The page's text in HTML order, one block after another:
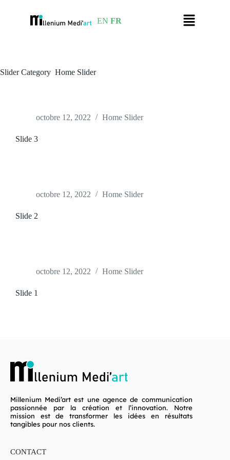
EN FR
Slider Category Home Slider
octobre 12, 2022 Home Slider
Slide 3
octobre 12, 2022 Home Slider
Slide 2
octobre 12, 2022 Home Slider
Slide 1
Millenium Medi’art est une agence de communication
passionnée par la création et l’innovation. Notre
mission est de transformer les idées en résultats
tangibles pour nos clients.
CONTACT